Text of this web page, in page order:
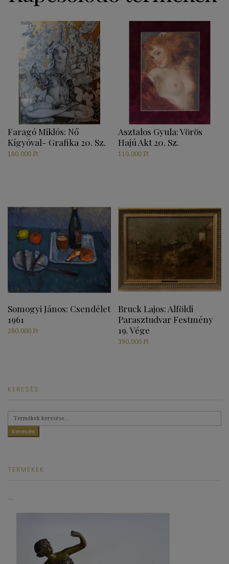
Faragó Miklós: Nő
Kígyóval- Grafika 20. Sz.
160.000 Ft
Asztalos Gyula: Vörös
Hajú Akt 20. Sz.
110.000 Ft
Somogyi János: Csendélet
1961
280.000 Ft
Bruck Lajos: Alföldi
Parasztudvar Festmény
19. Vége
390.000 Ft
KERESÉS
következőre:
Keresés
TERMÉKEK